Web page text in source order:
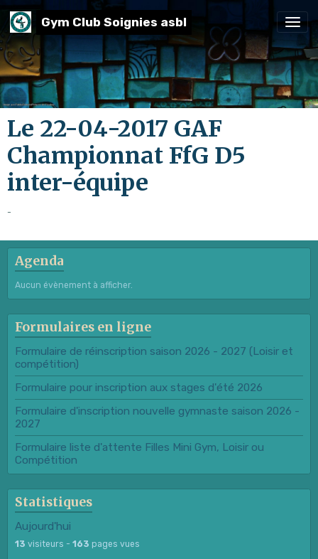
Gym Club Soignies asbl
Le 22-04-2017 GAF
Championnat FfG D5
inter-équipe
-
Agenda
Aucun évènement à afficher.
Formulaires en ligne
Formulaire de réinscription saison 2026 - 2027 (Loisir et
compétition)
Formulaire pour inscription aux stages d'été 2026
Formulaire d'inscription nouvelle gymnaste saison 2026 -
2027
Formulaire liste d'attente Filles Mini Gym, Loisir ou
Compétition
Statistiques
Aujourd'hui
13 visiteurs - 163 pages vues